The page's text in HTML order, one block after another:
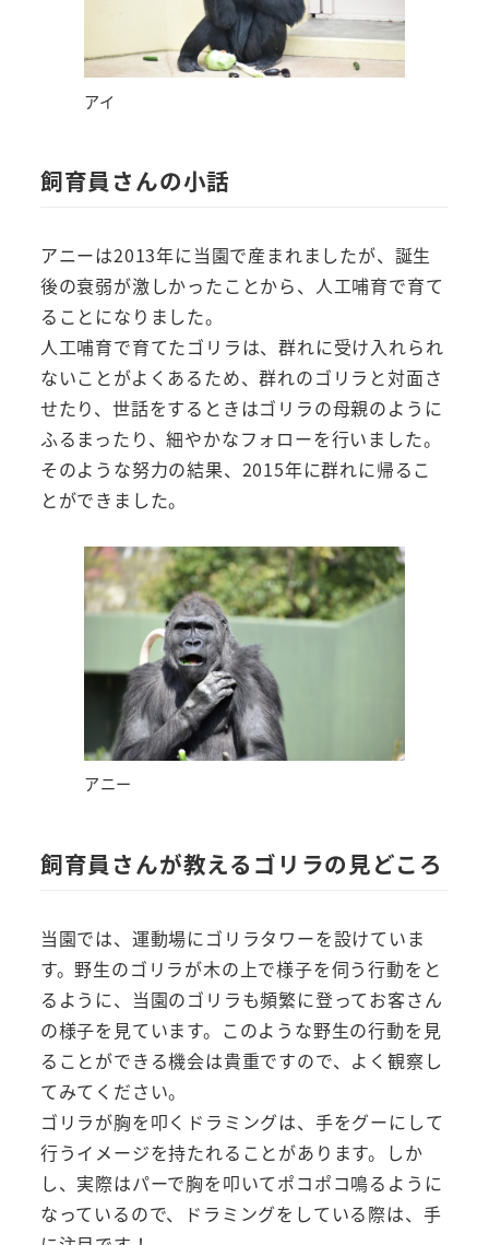
アイ
飼育員さんの小話
アニーは2013年に当園で産まれましたが、誕生
後の衰弱が激しかったことから、人工哺育で育て
ることになりました。
人工哺育で育てたゴリラは、群れに受け入れられ
ないことがよくあるため、群れのゴリラと対面さ
せたり、世話をするときはゴリラの母親のように
ふるまったり、細やかなフォローを行いました。
そのような努力の結果、2015年に群れに帰るこ
とができました。
アニー
飼育員さんが教えるゴリラの見どころ
当園では、運動場にゴリラタワーを設けていま
す。野生のゴリラが木の上で様子を伺う行動をと
るように、当園のゴリラも頻繁に登ってお客さん
の様子を見ています。このような野生の行動を見
ることができる機会は貴重ですので、よく観察し
てみてください。
ゴリラが胸を叩くドラミングは、手をグーにして
行うイメージを持たれることがあります。しか
し、実際はパーで胸を叩いてポコポコ鳴るように
なっているので、ドラミングをしている際は、手